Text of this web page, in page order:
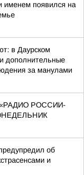
именем появился на
в Даурском
дополнительные
за манулами
РОССИИ-
об
и